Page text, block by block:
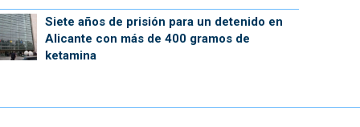
Siete años de prisión para un detenido en
Alicante con más de 400 gramos de
ketamina